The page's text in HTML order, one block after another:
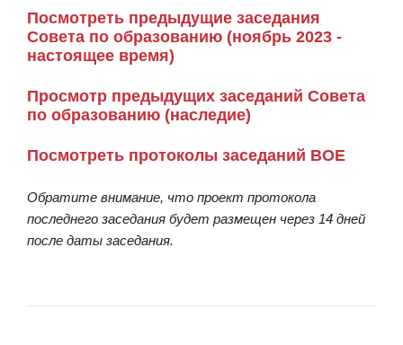
Посмотреть предыдущие заседания
Совета по образованию (ноябрь 2023 -
настоящее время)
Просмотр предыдущих заседаний Совета
по образованию (наследие)
Посмотреть протоколы заседаний BOE
Обратите внимание, что проект протокола
последнего заседания будет размещен через 14 дней
после даты заседания.